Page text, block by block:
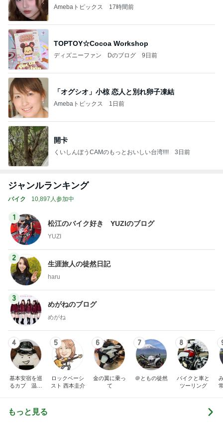
Amebaトピックス 17時間前
TOPTOY☆Cocoa Workshop
ディズニーファン Dのブログ 9日前
「オグシオ」小椋 恋人と別れ卵子凍結
Amebaトピックス 1日前
開卡
くいしんぼうCAMのもっとおいしい台湾!!!! 3日前
ジャンルランキング
バイク 10,897人参加中
1
松江のバイク好き YUZIのブログ
YUZI
2
生涯旅人の徒然日記
haru
3
めがねのブログ
めがね
4
基本安宿を巡
るカブ 温泉
5
ロックベーシ
スト 西本圭介
6
金の翼に乗っ
て
7
＠ともの徒然
8
バイクと車と
ツーリング
もっと見る